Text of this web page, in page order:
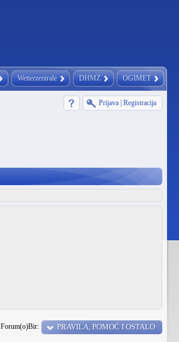
Wetterzentrale DHMZ OGIMET
Prijava Registracija
Forum(o)Bir: PRAVILA, POMOĆ I OSTALO